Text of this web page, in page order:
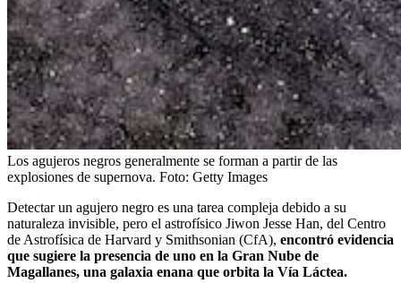
Los agujeros negros generalmente se forman a partir de las
explosiones de supernova. Foto: Getty Images
Detectar un agujero negro es una tarea compleja debido a su
naturaleza invisible, pero el astrofísico Jiwon Jesse Han, del Centro
de Astrofísica de Harvard y Smithsonian (CfA), encontró evidencia
que sugiere la presencia de uno en la Gran Nube de
Magallanes, una galaxia enana que orbita la Vía Láctea.